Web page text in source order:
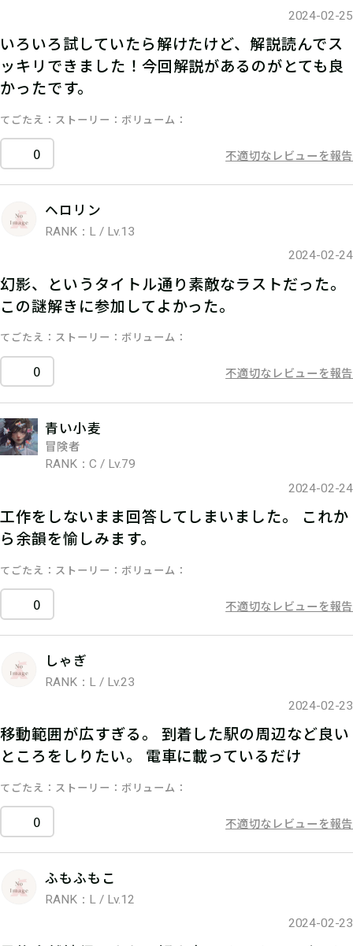
2024-02-25
いろいろ試していたら解けたけど、解説読んでス
ッキリできました！今回解説があるのがとても良
かったです。
てごたえ ストーリー ボリューム
0 不適切なレビューを報告
ヘロリン
RANK：L / Lv.13
2024-02-24
幻影、というタイトル通り素敵なラストだった。
この謎解きに参加してよかった。
てごたえ ストーリー ボリューム
0 不適切なレビューを報告
青い小麦
冒険者
RANK：C / Lv.79
2024-02-24
工作をしないまま回答してしまいました。 これか
ら余韻を愉しみます。
てごたえ ストーリー ボリューム
0 不適切なレビューを報告
しゃぎ
RANK：L / Lv.23
2024-02-23
移動範囲が広すぎる。 到着した駅の周辺など良い
ところをしりたい。 電車に載っているだけ
てごたえ ストーリー ボリューム
0 不適切なレビューを報告
ふもふもこ
RANK：L / Lv.12
2024-02-23